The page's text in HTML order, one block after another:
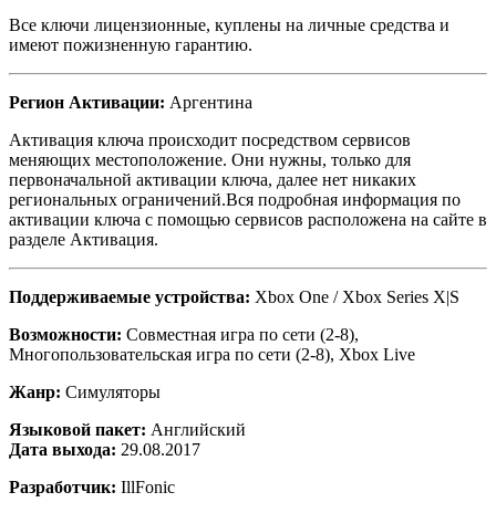
Все ключи лицензионные, куплены на личные средства и
имеют пожизненную гарантию.
Регион Активации: Аргентина
Активация ключа происходит посредством сервисов
меняющих местоположение. Они нужны, только для
первоначальной активации ключа, далее нет никаких
региональных ограничений.Вся подробная информация по
активации ключа с помощью сервисов расположена на сайте в
разделе Активация.
Поддерживаемые устройства: Xbox One / Xbox Series X|S
Возможности: Совместная игра по сети (2-8),
Многопользовательская игра по сети (2-8), Xbox Live
Жанр: Симуляторы
Языковой пакет: Английский
Дата выхода: 29.08.2017
Разработчик: IllFonic